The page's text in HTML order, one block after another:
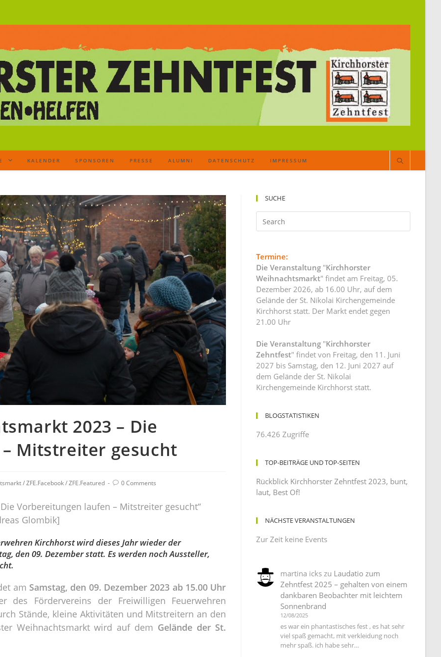
KALENDER SPONSOREN PRESSE ALUMNI DATENSCHUTZ IMPRESSUM
2023 – Die
Mitstreiter gesucht
/ZFE.Facebook/ZFE.Featured 0 Comments
Vorbereitungen laufen – Mitstreiter gesucht“
Glombik]
Kirchhorst wird dieses Jahr wieder der
den 09. Dezember statt. Es werden noch Aussteller,
am Samstag, den 09. Dezember 2023 ab 15.00 Uhr
Fördervereins der Freiwilligen Feuerwehren
Stände, kleine Aktivitäten und Mitstreitern an den
Weihnachtsmarkt wird auf dem Gelände der St.
SUCHE
Termine:
Die Veranstaltung "Kirchhorster
Weihnachtsmarkt" findet am Freitag, 05.
Dezember 2026, ab 16.00 Uhr, auf dem
Gelände der St. Nikolai Kirchengemeinde
Kirchhorst statt. Der Markt endet gegen
21.00 Uhr
Die Veranstaltung "Kirchhorster
Zehntfest" findet von Freitag, den 11. Juni
2027 bis Samstag, den 12. Juni 2027 auf
dem Gelände der St. Nikolai
Kirchengemeinde Kirchhorst statt.
BLOGSTATISTIKEN
76.426 Zugriffe
TOP-BEITRÄGE UND TOP-SEITEN
Rückblick Kirchhorster Zehntfest 2023, bunt,
laut, Best Of!
NÄCHSTE VERANSTALTUNGEN
Zur Zeit keine Events
martina icks zu Laudatio zum
Zehntfest 2025 – gehalten von einem
dankbaren Beobachter mit leichtem
Sonnenbrand
12/08/2025
es war ein phantastisches fest , es hat sehr
viel spaß gemacht, mit verkleidung noch
mehr spaß. ich habe sehr…